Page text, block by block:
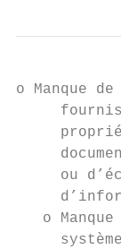
o Manque
ou
o Manque